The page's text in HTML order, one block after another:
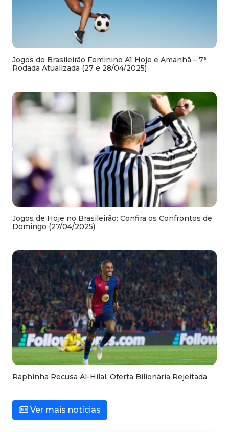
Jogos do Brasileirão Feminino A1 Hoje e Amanhã – 7ª
Rodada Atualizada (27 e 28/04/2025)
Jogos de Hoje no Brasileirão: Confira os Confrontos de
Domingo (27/04/2025)
Raphinha Recusa Al-Hilal: Oferta Bilionária Rejeitada
Ver mais notícias